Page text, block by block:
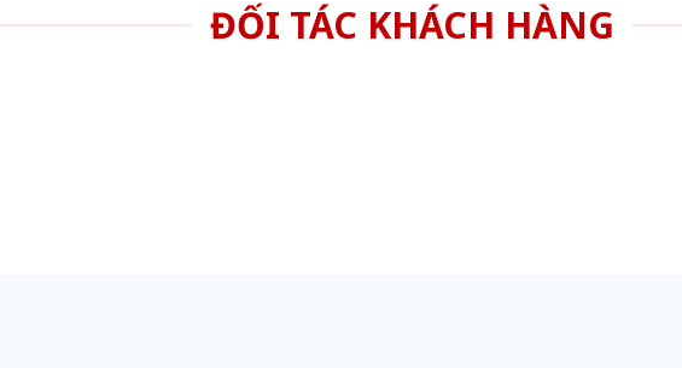
ĐỐI TÁC KHÁCH HÀNG